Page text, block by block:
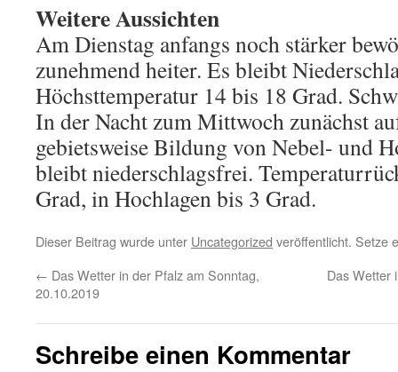
Weitere Aussichten
Am Dienstag anfangs noch stärker
zunehmend heiter. Es bleibt
Höchsttemperatur 14 bis 18 Grad.
In der Nacht zum Mittwoch zunächst
gebietsweise Bildung von Nebel- und
bleibt niederschlagsfrei.
Grad, in Hochlagen bis 3 Grad.
Dieser Beitrag wurde unter Uncategorized veröffentlicht. Setze
← Das Wetter in der Pfalz am Sonntag,
20.10.2019
Das Wetter
Schreibe einen Kommentar